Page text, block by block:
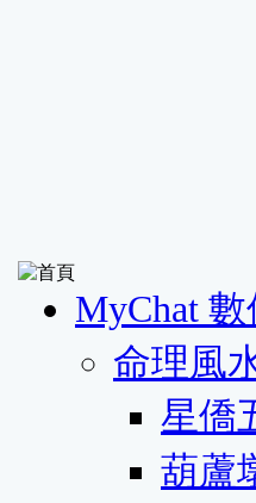
MyChat
命理風
星僑
葫蘆